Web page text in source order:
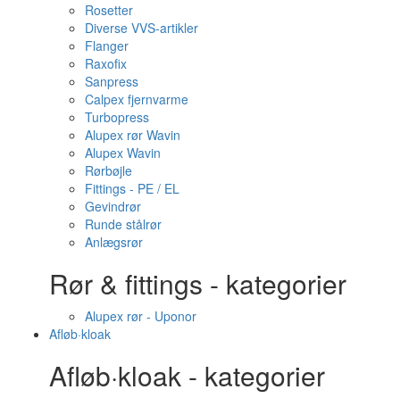
Rosetter
Diverse VVS-artikler
Flanger
Raxofix
Sanpress
Calpex fjernvarme
Turbopress
Alupex rør Wavin
Alupex Wavin
Rørbøjle
Fittings - PE / EL
Gevindrør
Runde stålrør
Anlægsrør
Rør & fittings - kategorier
Alupex rør - Uponor
Afløb·kloak
Afløb·kloak - kategorier